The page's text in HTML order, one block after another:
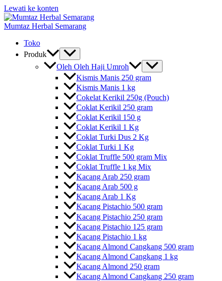
Lewati ke konten
Mumtaz Herbal Semarang
Toko
Produk
Oleh Oleh Haji Umroh
Kismis Manis 250 gram
Kismis Manis 1 kg
Cokelat Kerikil 250g (Pouch)
Coklat Kerikil 250 gram
Coklat Kerikil 150 g
Coklat Kerikil 1 Kg
Coklat Turki Dus 2 Kg
Coklat Turki 1 Kg
Coklat Truffle 500 gram Mix
Coklat Truffle 1 kg Mix
Kacang Arab 250 gram
Kacang Arab 500 g
Kacang Arab 1 Kg
Kacang Pistachio 500 gram
Kacang Pistachio 250 gram
Kacang Pistachio 125 gram
Kacang Pistachio 1 kg
Kacang Almond Cangkang 500 gram
Kacang Almond Cangkang 1 kg
Kacang Almond 250 gram
Kacang Almond Cangkang 250 gram